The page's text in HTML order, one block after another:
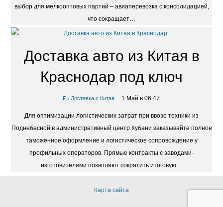
выбор для мелкооптовых партий – авиаперевозка с консолидацией,
что сокращает…
Доставка авто из Китая в
Краснодар под ключ
Доставка с Китая 1 Май в 06:47
Для оптимизации логистических затрат при ввозе техники из
Поднебесной в административный центр Кубани заказывайте полное
таможенное оформление и логистическое сопровождение у
профильных операторов. Прямые контракты с заводами-
изготовителями позволяют сократить итоговую…
Карта сайта